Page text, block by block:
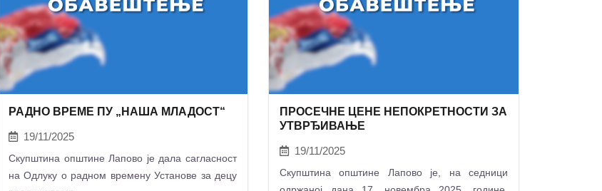
РАДНО ВРЕМЕ ПУ „НАША МЛАДОСТ“
19/11/2025
Скупштина општине Лапово је дала сагласност
на Одлуку о радном времену Установе за децу
ПРОСЕЧНЕ ЦЕНЕ НЕПОКРЕТНОСТИ ЗА
УТВРЂИВАЊЕ
19/11/2025
Скупштина општине Лапово je, на седници